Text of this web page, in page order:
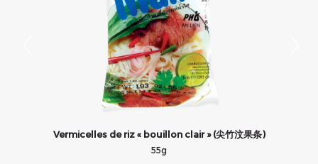
Vermicelles de riz « bouillon clair » (尖竹汶果条)
55g